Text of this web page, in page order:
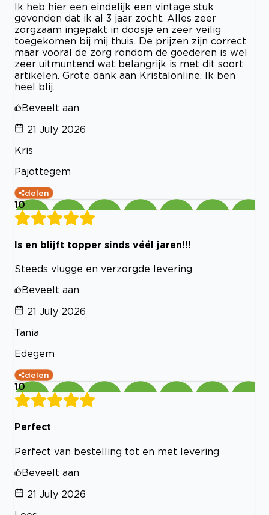
Ik heb hier een eindelijk een vintage stuk
gevonden dat ik al 3 jaar zocht. Alles zeer
zorgzaam ingepakt in doosje en zeer veilig
toegekomen bij mij thuis. De prijzen zijn correct
maar vooral de zorg rondom de goederen is wel
zeer uitmuntend wat belangrijk is met dit soort
artikelen. Grote dank aan Kristalonline. Ik ben
heel blij.
Beveelt aan
21 July 2026
Kris
Pajottegem
delen
10
Is en blijft topper sinds véél jaren!!!
Steeds vlugge en verzorgde levering.
Beveelt aan
21 July 2026
Tania
Edegem
delen
10
Perfect
Perfect van bestelling tot en met levering
Beveelt aan
21 July 2026